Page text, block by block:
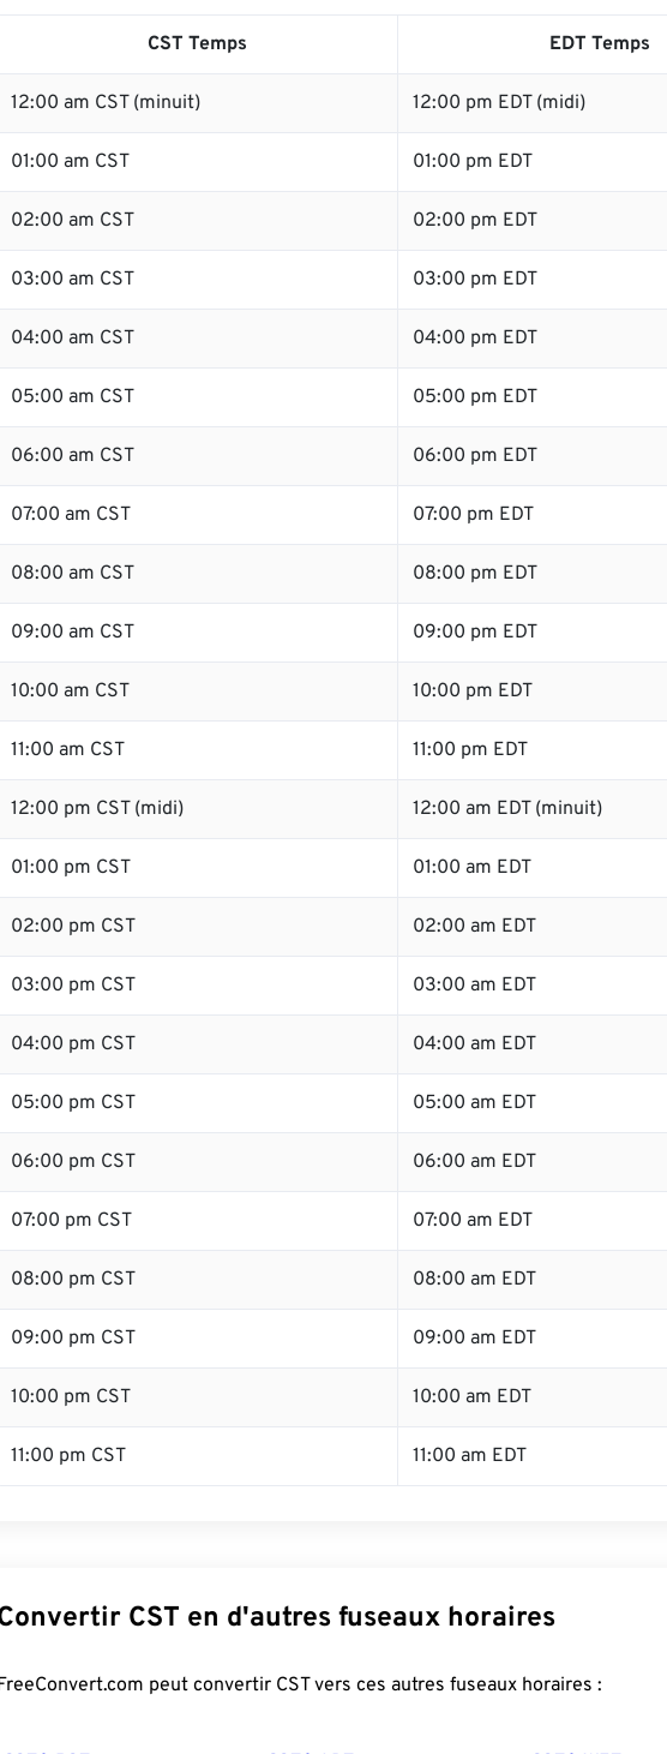
CST Temps EDT Temps
12:00 am CST (minuit) 12:00 pm EDT (midi)
01:00 am CST 01:00 pm EDT
02:00 am CST 02:00 pm EDT
03:00 am CST 03:00 pm EDT
04:00 am CST 04:00 pm EDT
05:00 am CST 05:00 pm EDT
06:00 am CST 06:00 pm EDT
07:00 am CST 07:00 pm EDT
08:00 am CST 08:00 pm EDT
09:00 am CST 09:00 pm EDT
10:00 am CST 10:00 pm EDT
11:00 am CST 11:00 pm EDT
12:00 pm CST (midi) 12:00 am EDT (minuit)
01:00 pm CST 01:00 am EDT
02:00 pm CST 02:00 am EDT
03:00 pm CST 03:00 am EDT
04:00 pm CST 04:00 am EDT
05:00 pm CST 05:00 am EDT
06:00 pm CST 06:00 am EDT
07:00 pm CST 07:00 am EDT
08:00 pm CST 08:00 am EDT
09:00 pm CST 09:00 am EDT
10:00 pm CST 10:00 am EDT
11:00 pm CST 11:00 am EDT
CST en d'autres fuseaux horaires
peut convertir CST vers ces autres fuseaux horaires :